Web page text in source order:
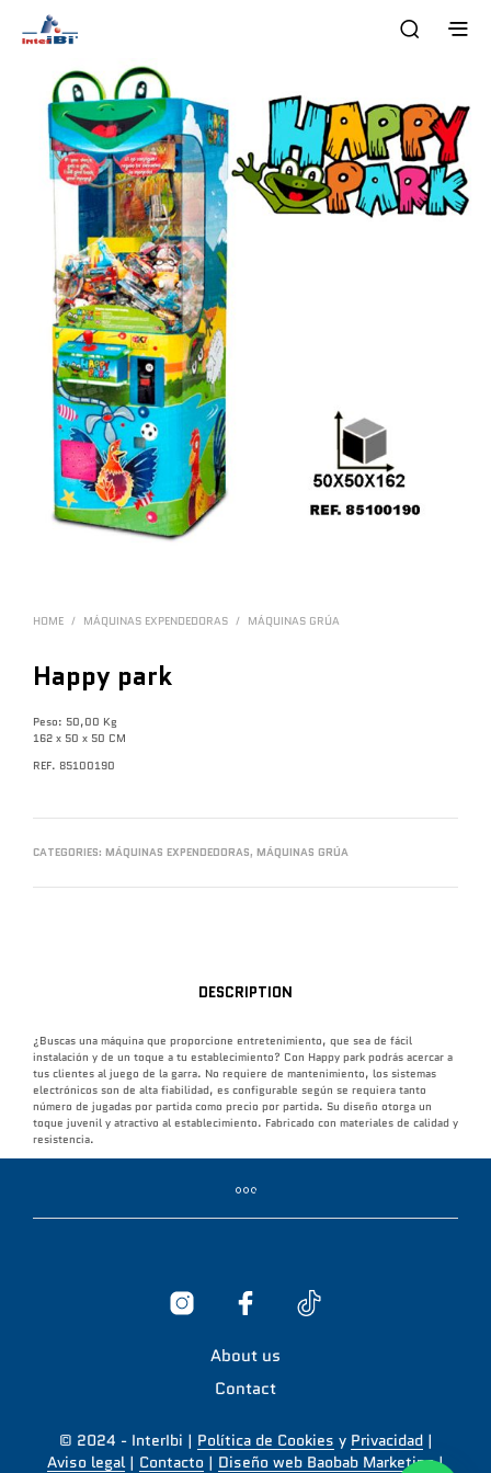
HOME / MÁQUINAS EXPENDEDORAS / MÁQUINAS GRÚA
Happy park
Peso: 50,00 Kg
162 x 50 x 50 CM
REF. 85100190
CATEGORIES: MÁQUINAS EXPENDEDORAS, MÁQUINAS GRÚA
DESCRIPTION
¿Buscas una máquina que proporcione entretenimiento, que sea de fácil
instalación y de un toque a tu establecimiento? Con Happy park podrás acercar a
tus clientes al juego de la garra. No requiere de mantenimiento, los sistemas
electrónicos son de alta fiabilidad, es configurable según se requiera tanto
número de jugadas por partida como precio por partida. Su diseño otorga un
toque juvenil y atractivo al establecimiento. Fabricado con materiales de calidad y
resistencia.
About us
Contact
© 2024 - InterIbi | Política de Cookies y Privacidad|
Aviso legal| Contacto | Diseño web Baobab Marketing|